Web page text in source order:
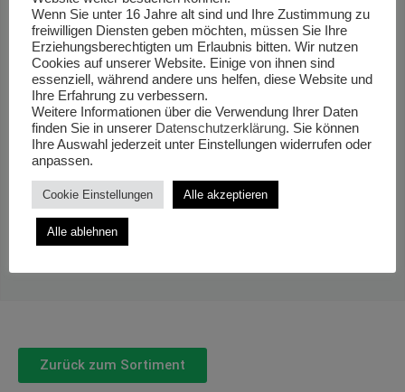
Zurück zum Sortiment
Wenn Sie unter 16 Jahre alt sind und Ihre Zustimmung zu
freiwilligen Diensten geben möchten, müssen Sie Ihre
Erziehungsberechtigten um Erlaubnis bitten. Wir nutzen
Cookies auf unserer Website. Einige von ihnen sind
essenziell, während andere uns helfen, diese Website und
Ihre Erfahrung zu verbessern.
Weitere Informationen über die Verwendung Ihrer Daten
finden Sie in unserer Datenschutzerklärung. Sie können
Ihre Auswahl jederzeit unter Einstellungen widerrufen oder
anpassen.
Cookie Einstellungen Alle akzeptieren
Alle ablehnen